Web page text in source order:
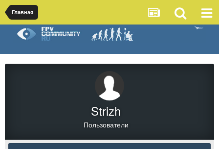
Главная
Strizh
Пользователи